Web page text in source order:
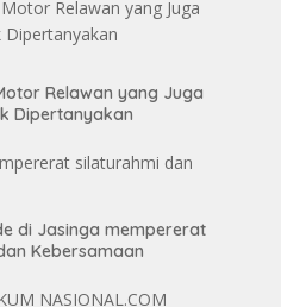
Relawan yang Juga
Dipertanyakan
di Jasinga mempererat
Kebersamaan